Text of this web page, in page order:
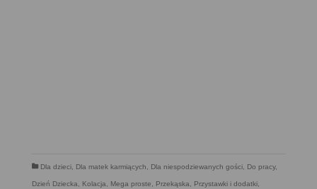
Dla dzieci Dla matek karmiących Dla niespodziewanych gości Do pracy,
Dzień Dziecka Kolacja Mega proste Przekąska Przystawki i dodatki